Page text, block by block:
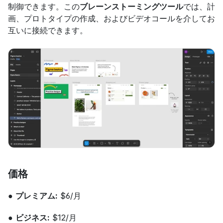
制御できます。このブレーンストーミングツールでは、計
画、プロトタイプの作成、およびビデオコールを介してお
互いに接続できます。
価格
● プレミアム: $6/月
● ビジネス: $12/月